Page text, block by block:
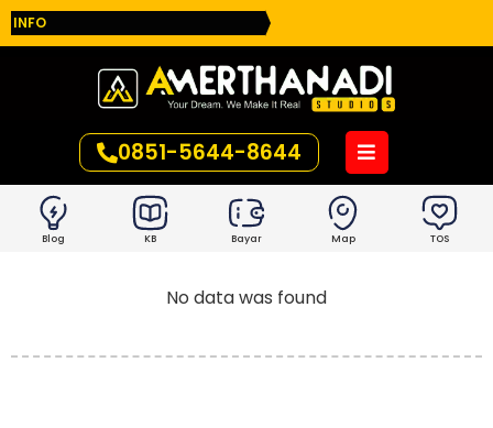
INFO
0851-5644-8644
Blog KB Bayar Map TOS
No data was found